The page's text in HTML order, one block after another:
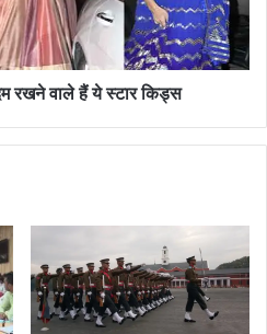
रखने वाले हैं ये स्टार किड्स